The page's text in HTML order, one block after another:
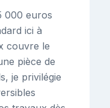
000 euros
ici à
couvre le
pièce de
je privilégie